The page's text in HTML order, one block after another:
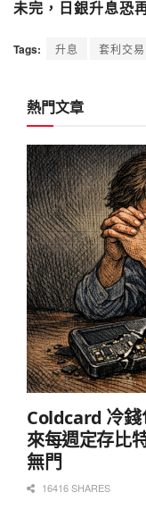
未完，日銀升息恐
Tags: 升息 套利交易
熱門文章
Coldcard 冷錢
來每週定存比
無門
16416 SHARES